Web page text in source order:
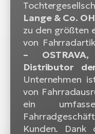
Lange & Co.
zu den größten
von
–
Distributor
Unternehmen
von
ein
Kunden. Dank